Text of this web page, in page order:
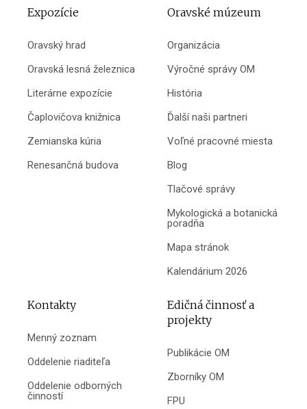
Expozície
Oravský hrad
Oravská lesná železnica
Literárne expozície
Čaplovičova knižnica
Zemianska kúria
Renesančná budova
Oravské múzeum
Organizácia
Výročné správy OM
História
Ďalší naši partneri
Voľné pracovné miesta
Blog
Tlačové správy
Mykologická a botanická
poradňa
Mapa stránok
Kalendárium 2026
Kontakty
Menný zoznam
Oddelenie riaditeľa
Oddelenie odborných
činností
Edičná činnosť a
projekty
Publikácie OM
Zborníky OM
FPU